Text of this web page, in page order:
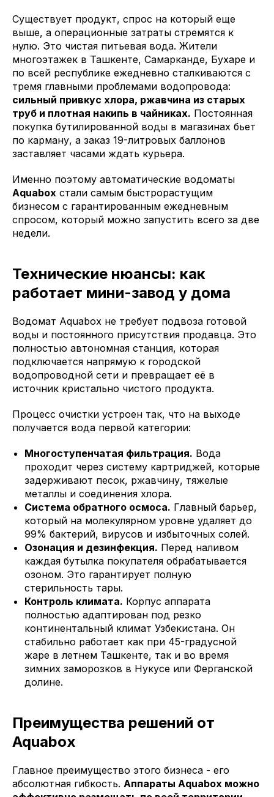
Существует продукт, спрос на который еще
выше, а операционные затраты стремятся к
нулю. Это чистая питьевая вода. Жители
многоэтажек в Ташкенте, Самарканде, Бухаре и
по всей республике ежедневно сталкиваются с
тремя главными проблемами водопровода:
сильный привкус хлора, ржавчина из старых
труб и плотная накипь в чайниках. Постоянная
покупка бутилированной воды в магазинах бьет
по карману, а заказ 19-литровых баллонов
заставляет часами ждать курьера.
Именно поэтому автоматические водоматы
Aquabox стали самым быстрорастущим
бизнесом с гарантированным ежедневным
спросом, который можно запустить всего за две
недели.
Технические нюансы: как
работает мини-завод у дома
Водомат Aquabox не требует подвоза готовой
воды и постоянного присутствия продавца. Это
полностью автономная станция, которая
подключается напрямую к городской
водопроводной сети и превращает её в
источник кристально чистого продукта.
Процесс очистки устроен так, что на выходе
получается вода первой категории:
Многоступенчатая фильтрация. Вода
проходит через систему картриджей, которые
задерживают песок, ржавчину, тяжелые
металлы и соединения хлора.
Система обратного осмоса. Главный барьер,
который на молекулярном уровне удаляет до
99% бактерий, вирусов и избыточных солей.
Озонация и дезинфекция. Перед наливом
каждая бутылка покупателя обрабатывается
озоном. Это гарантирует полную
стерильность тары.
Контроль климата. Корпус аппарата
полностью адаптирован под резко
континентальный климат Узбекистана. Он
стабильно работает как при 45-градусной
жаре в летнем Ташкенте, так и во время
зимних заморозков в Нукусе или Ферганской
долине.
Преимущества решений от
Aquabox
Главное преимущество этого бизнеса - его
абсолютная гибкость. Аппараты Aquabox можно